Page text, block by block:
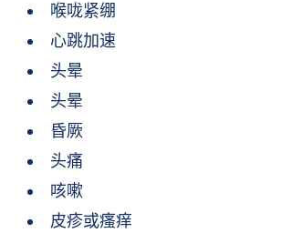
喉咙紧绷
心跳加速
头晕
头晕
昏厥
头痛
咳嗽
皮疹或瘙痒